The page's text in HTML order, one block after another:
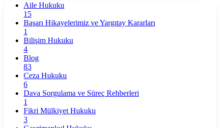
Aile Hukuku
15
Başarı Hikayelerimiz ve Yargıtay Kararları
1
Bilişim Hukuku
4
Blog
83
Ceza Hukuku
6
Dava Sorgulama ve Süreç Rehberleri
1
Fikri Mülkiyet Hukuku
3